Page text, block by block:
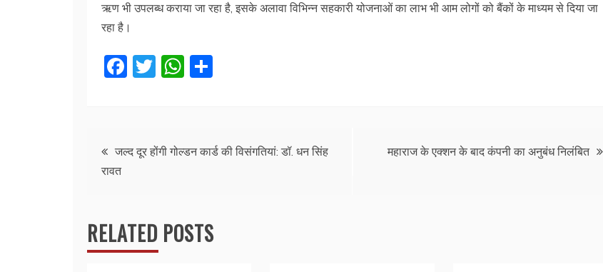
ऋण भी उपलब्ध कराया जा रहा है, इसके अलावा विभिन्न सहकारी योजनाओं का लाभ भी आम लोगों को बैंकों के माध्यम से दिया जा
रहा है।
F
b
k
T
W
A
Post
navigation
जल्द दूर होंगी गोल्डन कार्ड की विसंगतियां: डॉ. धन सिंह
रावत
महाराज के एक्शन के बाद कंपनी का अनुबंध निलंबित
RELATED POSTS